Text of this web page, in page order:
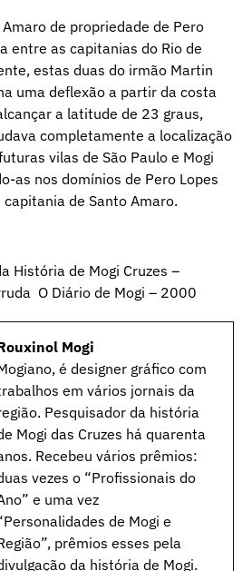
de propriedade de Pero
entre as capitanias do Rio de
estas duas do irmão Martin
uma deflexão a partir da costa
a latitude de 23 graus,
completamente a localização
vilas de São Paulo e Mogi
as nos domínios de Pero Lopes
capitania de Santo Amaro.
História de Mogi Cruzes –
O Diário de Mogi – 2000
Mogi
é designer gráfico com
em vários jornais da
Pesquisador da história
Mogi das Cruzes há quarenta
Recebeu vários prêmios:
vezes o “Profissionais do
e uma vez
de Mogi e
prêmios esses pela
da história de Mogi.